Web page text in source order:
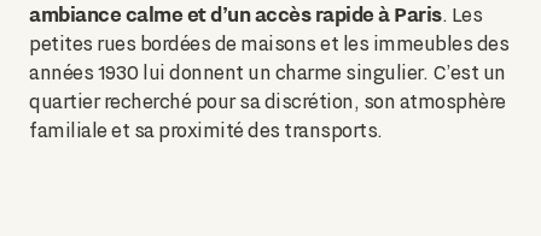
ambiance calme et d’un accès rapide à Paris. Les
petites rues bordées de maisons et les immeubles des
années 1930 lui donnent un charme singulier. C’est un
quartier recherché pour sa discrétion, son atmosphère
familiale et sa proximité des transports.